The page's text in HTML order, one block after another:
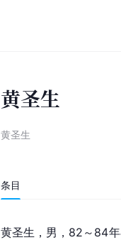
黄圣生
黄圣生
条目
黄圣生，男，82～84